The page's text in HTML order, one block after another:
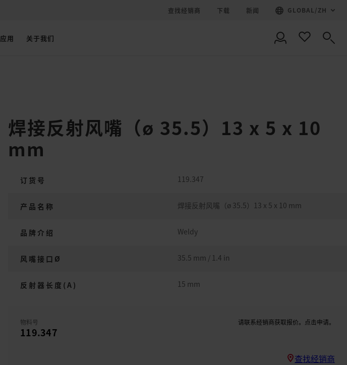
查找经销商 下载 新闻 GLOBAL /ZH
应用 关于我们
焊接反射风嘴（ø 35.5）13 x 5 x 10
mm
订货号 119.347
产品名称 焊接反射风嘴（ø 35.5）13 x 5 x 10 mm
品牌介绍 Weldy
风嘴接口Ø 35.5 mm / 1.4 in
反射器长度(A) 15 mm
物料号
119.347
请联系经销商获取报价。点击申请。
查找经销商